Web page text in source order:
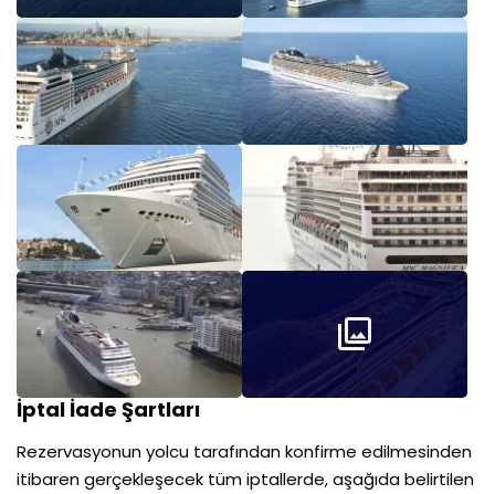
İptal İade Şartları
Rezervasyonun yolcu tarafından konfirme edilmesinden
itibaren gerçekleşecek tüm iptallerde, aşağıda belirtilen